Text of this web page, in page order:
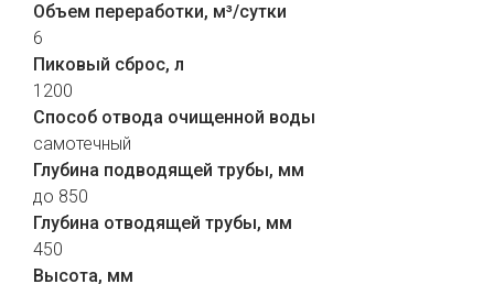
Объем переработки, м³/сутки
6
Пиковый сброс, л
1200
Способ отвода очищенной воды
самотечный
Глубина подводящей трубы, мм
до 850
Глубина отводящей трубы, мм
450
Высота, мм